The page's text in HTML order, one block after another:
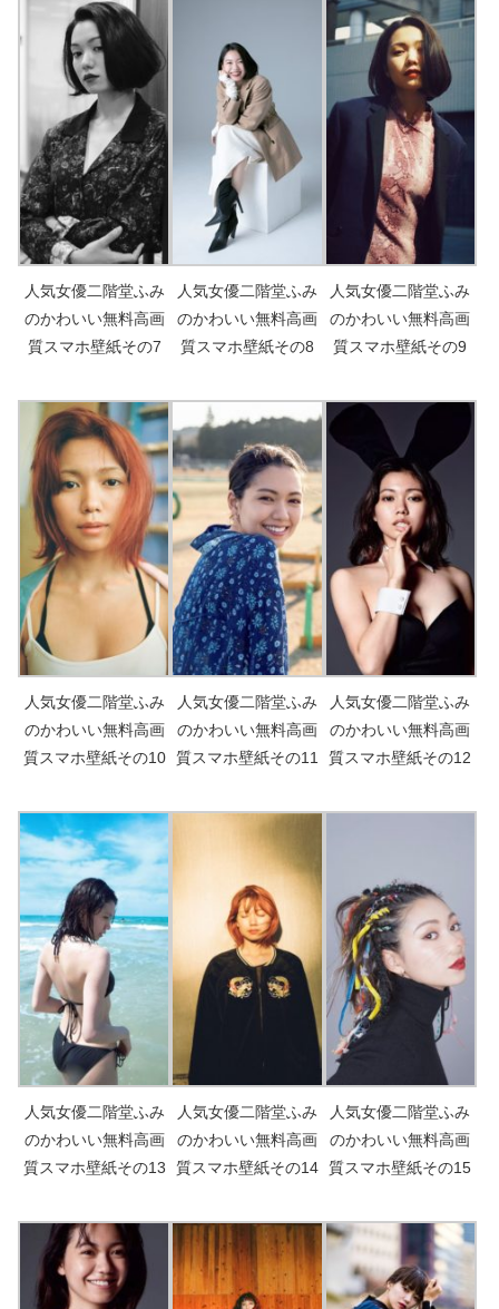
人気女優二階堂ふみ
のかわいい無料高画
質スマホ壁紙その7
人気女優二階堂ふみ
のかわいい無料高画
質スマホ壁紙その8
人気女優二階堂ふみ
のかわいい無料高画
質スマホ壁紙その9
人気女優二階堂ふみ
のかわいい無料高画
質スマホ壁紙その10
人気女優二階堂ふみ
のかわいい無料高画
質スマホ壁紙その11
人気女優二階堂ふみ
のかわいい無料高画
質スマホ壁紙その12
人気女優二階堂ふみ
のかわいい無料高画
質スマホ壁紙その13
人気女優二階堂ふみ
のかわいい無料高画
質スマホ壁紙その14
人気女優二階堂ふみ
のかわいい無料高画
質スマホ壁紙その15